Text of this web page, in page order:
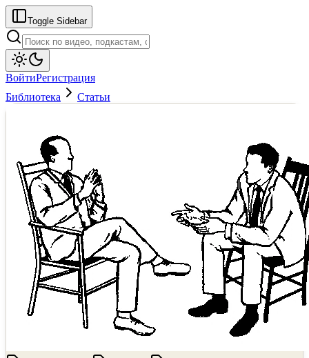
Toggle Sidebar
ВойтиРегистрация
Библиотека
Статьи